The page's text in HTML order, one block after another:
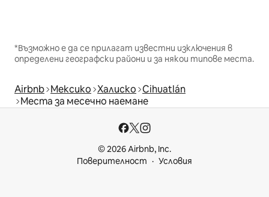
*Възможно е да се прилагат известни изключения в
определени географски райони и за някои типове места.
Airbnb Мексико Халиско Cihuatlán
Места за месечно наемане
© 2026 Airbnb, Inc.
Поверителност
Условия